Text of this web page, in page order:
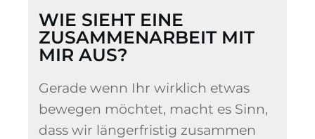
WIE SIEHT EINE
ZUSAMMENARBEIT MIT
MIR AUS?
Gerade wenn Ihr wirklich etwas
bewegen möchtet, macht es Sinn,
dass wir längerfristig zusammen